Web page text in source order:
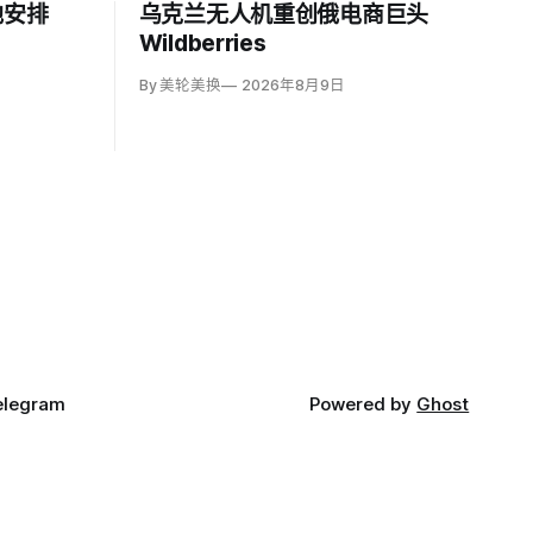
排
乌克兰无人机重创俄电商巨头
Wildberries
By 美轮美换 2026年8月9日
Powered by Ghost